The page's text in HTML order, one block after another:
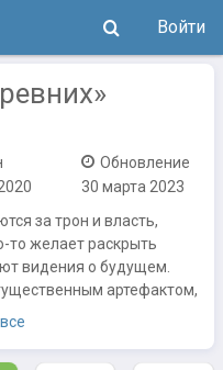
Войти
Обновление
30 марта 2023
за трон и власть,
то желает раскрыть
видения о будущем.
артефактом,